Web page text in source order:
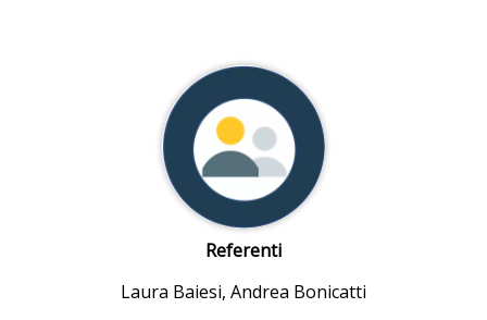
Referenti
Laura Baiesi, Andrea Bonicatti